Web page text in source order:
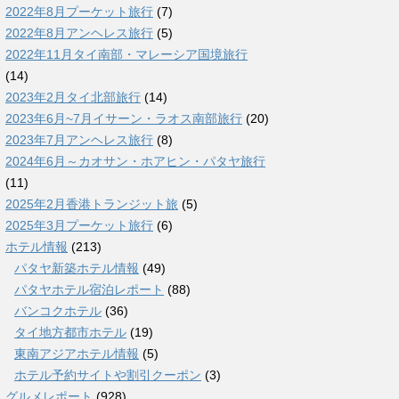
2022年8月プーケット旅行 (7)
2022年8月アンヘレス旅行 (5)
2022年11月タイ南部・マレーシア国境旅行
(14)
2023年2月タイ北部旅行 (14)
2023年6月~7月イサーン・ラオス南部旅行 (20)
2023年7月アンヘレス旅行 (8)
2024年6月～カオサン・ホアヒン・パタヤ旅行
(11)
2025年2月香港トランジット旅 (5)
2025年3月プーケット旅行 (6)
ホテル情報 (213)
パタヤ新築ホテル情報 (49)
パタヤホテル宿泊レポート (88)
バンコクホテル (36)
タイ地方都市ホテル (19)
東南アジアホテル情報 (5)
ホテル予約サイトや割引クーポン (3)